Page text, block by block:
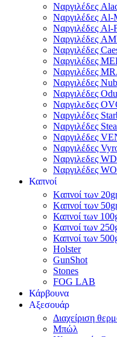
Ναργιλέδες
Ναργιλέδες Al-
Ναργιλέδες Al-
Ναργιλέδες
Ναργιλέδες
Ναργιλέδες
Ναργιλέδες
Ναργιλέδες
Ναργιλέδες
Ναργιλεδες
Ναργιλέδες
Ναργιλέδες
Ναργιλέδες
Ναργιλέδες
Ναργιλεδες WD
Ναργιλέδες
Καπνοί
Kαπνοί των
Kαπνοί των
Καπνοί των
Καπνοί των
Καπνοί των
Holster
GunShot
Stones
FOG LAB
Κάρβουνα
Αξεσουάρ
Διαχείριση
Μπώλ